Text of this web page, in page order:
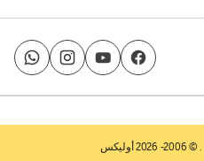
. © 2006- 2026 أوليكس